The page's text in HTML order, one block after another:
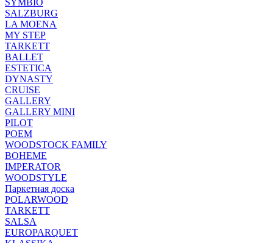
SYMBIO
SALZBURG
LA MOENA
MY STEP
TARKETT
BALLET
ESTETICA
DYNASTY
CRUISE
GALLERY
GALLERY MINI
PILOT
POEM
WOODSTOCK FAMILY
BOHEME
IMPERATOR
WOODSTYLE
Паркетная доска
POLARWOOD
TARKETT
SALSA
EUROPARQUET